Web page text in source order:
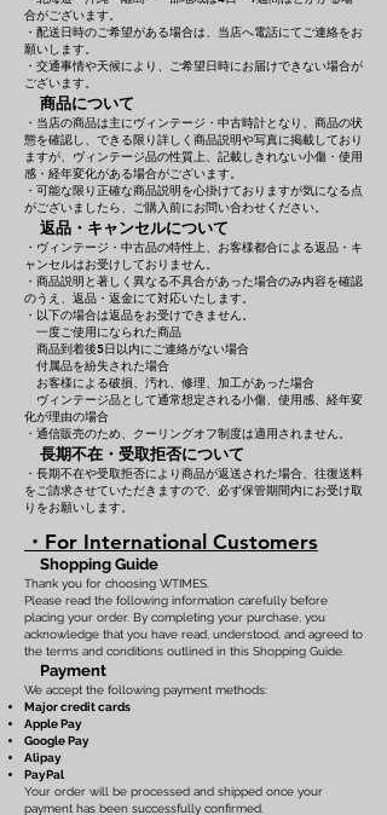
合がございます。
・配送日時のご希望がある場合は、当店へ電話にてご連絡をお
願いします。
・交通事情や天候により、ご希望日時にお届けできない場合が
ございます。
商品について
・当店の商品は主にヴィンテージ・中古時計となり、商品の状
態を確認し、できる限り詳しく商品説明や写真に掲載しており
ますが、ヴィンテージ品の性質上、記載しきれない小傷・使用
感・経年変化がある場合がございます。
・可能な限り正確な商品説明を心掛けておりますが気になる点
がございましたら、ご購入前にお問い合わせください。
返品・キャンセルについて
・ヴィンテージ・中古品の特性上、お客様都合による返品・キ
ャンセルはお受けしておりません。
・商品説明と著しく異なる不具合があった場合のみ内容を確認
のうえ、返品・返金にて対応いたします。
・以下の場合は返品をお受けできません。
一度ご使用になられた商品
商品到着後5日以内にご連絡がない場合
付属品を紛失された場合
お客様による破損、汚れ、修理、加工があった場合
ヴィンテージ品として通常想定される小傷、使用感、経年変
化が理由の場合
・通信販売のため、クーリングオフ制度は適用されません。
長期不在・受取拒否について
・長期不在や受取拒否により商品が返送された場合、往復送料
をご請求させていただきますので、必ず保管期間内にお受け取
りをお願いします。
・For International Customers
Shopping Guide
Thank you for choosing WTIMES.
Please read the following information carefully before
placing your order. By completing your purchase, you
acknowledge that you have read, understood, and agreed to
the terms and conditions outlined in this Shopping Guide.
Payment
We accept the following payment methods:
Major credit cards
Apple Pay
Google Pay
Alipay
PayPal
Your order will be processed and shipped once your
payment has been successfully confirmed.